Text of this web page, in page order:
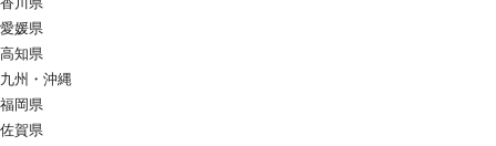
愛媛県
高知県
九州・沖縄
福岡県
佐賀県